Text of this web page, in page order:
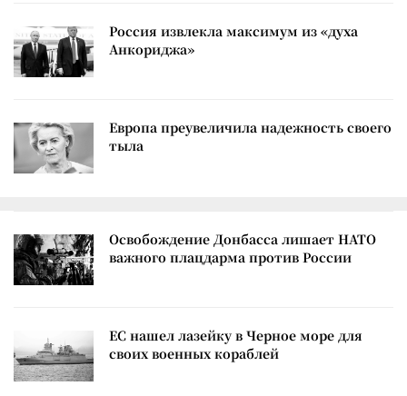
Россия извлекла максимум из «духа
Анкориджа»
Европа преувеличила надежность своего
тыла
Освобождение Донбасса лишает НАТО
важного плацдарма против России
ЕС нашел лазейку в Черное море для
своих военных кораблей